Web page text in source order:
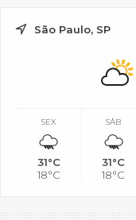
São Paulo, SP
SEX
31°C
18°C
SÁB
31°C
18°C